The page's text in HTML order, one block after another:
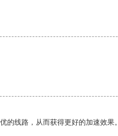
线路，从而获得更好的加速效果。